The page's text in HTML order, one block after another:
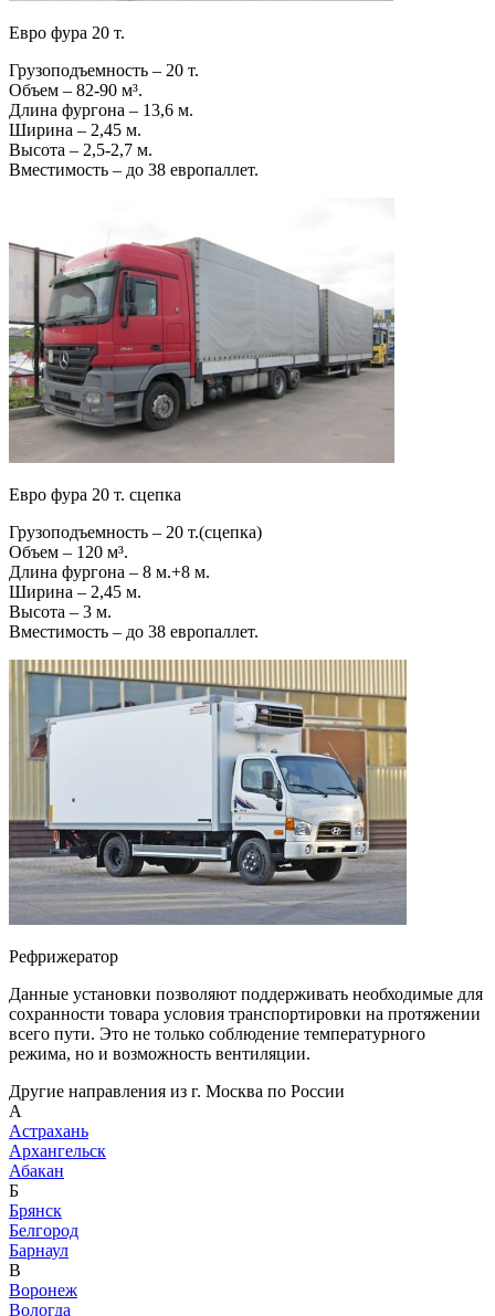
Евро фура 20 т.
Грузоподъемность – 20 т.
Объем – 82-90 м³.
Длина фургона – 13,6 м.
Ширина – 2,45 м.
Высота – 2,5-2,7 м.
Вместимость – до 38 европаллет.
Евро фура 20 т. сцепка
Грузоподъемность – 20 т.(сцепка)
Объем – 120 м³.
Длина фургона – 8 м.+8 м.
Ширина – 2,45 м.
Высота – 3 м.
Вместимость – до 38 европаллет.
Рефрижератор
Данные установки позволяют поддерживать необходимые для
сохранности товара условия транспортировки на протяжении
всего пути. Это не только соблюдение температурного
режима, но и возможность вентиляции.
Другие направления из г. Москва по России
А
Астрахань
Архангельск
Абакан
Б
Брянск
Белгород
Барнаул
В
Воронеж
Вологда